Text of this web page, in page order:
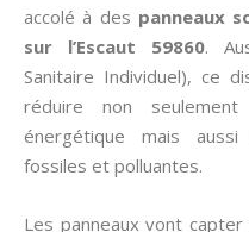
accolé à des panneaux
sur l’Escaut 59860.
Sanitaire Individuel), ce
réduire non
énergétique mais aussi
fossiles et polluantes.
Les panneaux vont